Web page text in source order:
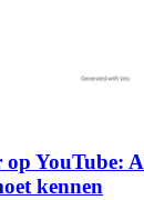
op YouTube:
kennen